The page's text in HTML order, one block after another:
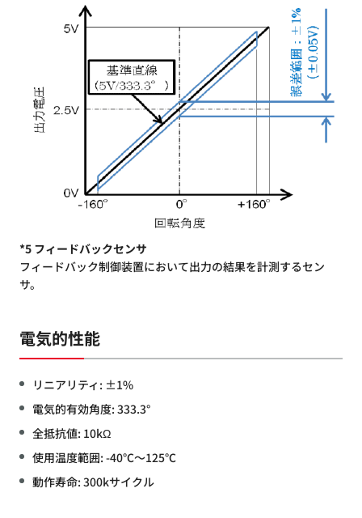
*5 フィードバックセンサ
フィードバック制御装置において出力の結果を計測するセン
サ。
電気的性能
リニアリティ: ±1%
電気的有効角度: 333.3°
全抵抗値: 10kΩ
使用温度範囲: -40℃～125℃
動作寿命: 300kサイクル